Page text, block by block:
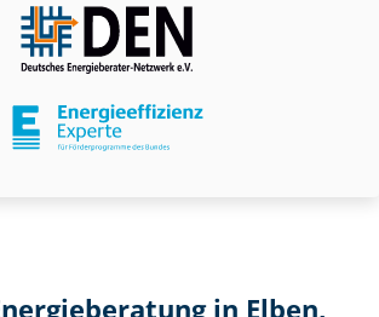
in Elben,